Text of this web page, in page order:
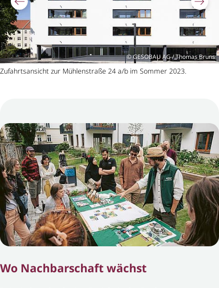
GESOBAU AG / Thomas Bruns
Zufahrtsansicht zur Mühlenstraße 24 a/b im Sommer 2023.
Wo Nachbarschaft wächst